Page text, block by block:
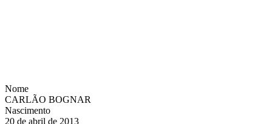
Nome
CARLÃO BOGNAR
Nascimento
20 de abril de 2013